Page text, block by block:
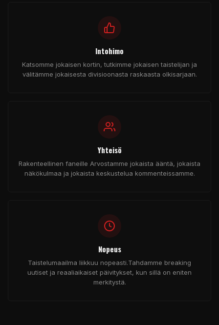
Intohimo
Katsomme jokaisen kortin, tutkimme jokaisen taistelijan ja
välitämme jokaisesta divisioonasta raskaasta olkisarjaan.
Yhteisö
Rakenteellinen faneille Arvostamme jokaista ääntä, jokaista
näkökulmaa ja jokaista keskustelua kommenteissamme.
Nopeus
Taistelumaailma liikkuu nopeasti.Tahdamme breaking
uutiset ja reaaliaikaiset päivitykset, kun sillä on eniten
merkitystä.